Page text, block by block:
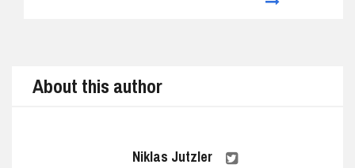
About this author
Niklas Jutzler